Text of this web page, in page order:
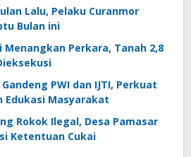
Lalu, Pelaku Curanmor
Bulan ini
Menangkan Perkara, Tanah 2,8
PWI dan IJTI, Perkuat
Edukasi Masyarakat
Rokok Ilegal, Desa Pamasar
Ketentuan Cukai